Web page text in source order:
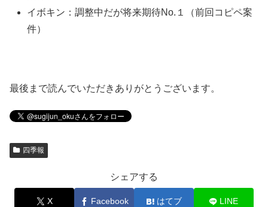
イボキン：調整中だが将来期待No.１（前回コピペ案
件）
最後まで読んでいただきありがとうございます。
四季報
シェアする
X Facebook はてブ LINE